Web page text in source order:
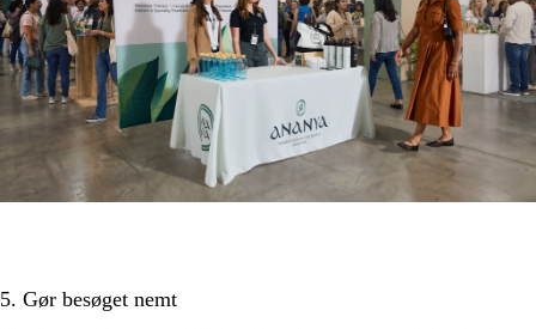
5. Gør besøget nemt